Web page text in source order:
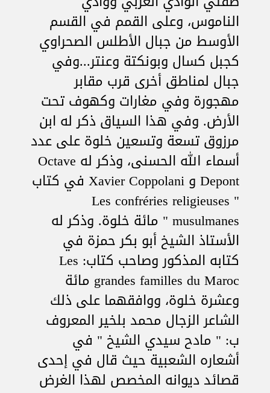
الناموس، وعلى القمم في القسم
الأوسط من جبال الأطلس الصحراوي
كجبل كسال وبونكتة وعنتر...وفي
جبال لمناطق أخرى قرب مقابر
مهجورة وفي مغارات وكهوف تحت
الأرض. وفي هذا السياق ذكر له ابن
مرزوق تسعة وتسعين خلوة على عدد
أسماء الله الحسنى، وذكر له Octave
Depont و Xavier Coppolani في كتاب
" Les confréries religieuses
musulmanes " مائة خلوة. وذكر له
الأستاذ الشيخ أبو بكر حمزة في
كتابه المذكور وصاحب كتاب: Les
grandes familles du Maroc مائة
وعشرة خلوة، ووافقهما على ذلك
الشاعر الزجال محمد بلخير المعروف
ب: " مادح سيدي الشيخ " في
أشعاره الشعبية حيث قال في إحدى
قصائد ديوانه المخصص لهذا الغرض